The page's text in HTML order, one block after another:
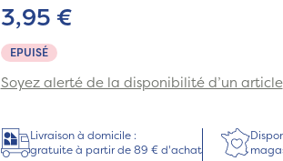
EPUISÉ
3,95 €
Soyez alerté de la disponibilité d’un article
Livraison à domicile :
gratuite à partir de 89 € d'achat